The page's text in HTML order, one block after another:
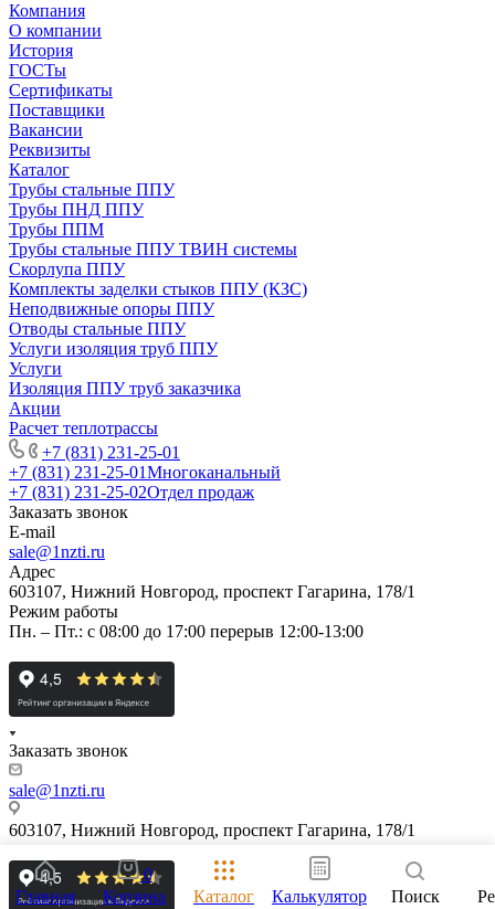
Компания
О компании
История
ГОСТы
Сертификаты
Поставщики
Вакансии
Реквизиты
Каталог
Трубы стальные ППУ
Трубы ПНД ППУ
Трубы ППМ
Трубы стальные ППУ ТВИН системы
Скорлупа ППУ
Комплекты заделки стыков ППУ (КЗС)
Неподвижные опоры ППУ
Отводы стальные ППУ
Услуги изоляция труб ППУ
Услуги
Изоляция ППУ труб заказчика
Акции
Расчет теплотрассы
+7 (831) 231-25-01
+7 (831) 231-25-01Многоканальный
+7 (831) 231-25-02Отдел продаж
Заказать звонок
E-mail
sale@1nzti.ru
Адрес
603107, Нижний Новгород, проспект Гагарина, 178/1
Режим работы
Пн. – Пт.: с 08:00 до 17:00 перерыв 12:00-13:00
Заказать звонок
sale@1nzti.ru
603107, Нижний Новгород, проспект Гагарина, 178/1
Главная
0
Корзина
Каталог Калькулятор Поиск